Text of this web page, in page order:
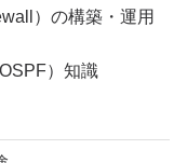
）の構築・運用
）知識